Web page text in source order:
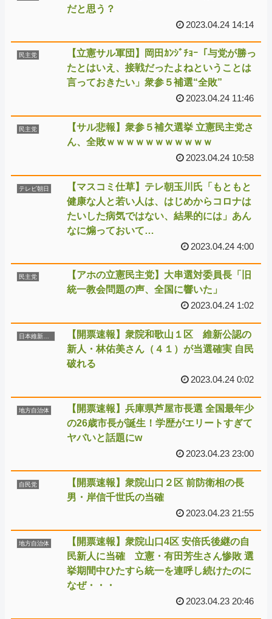
だと思う？
2023.04.24 14:14
民主党
【立憲サル軍団】岡田ｶﾝｼﾞﾁｮｰ「与党が勝っ
たとはいえ、接戦だったよねということは
言っておきたい」衆参５補選“全敗”
2023.04.24 11:46
民主党
【サル悲報】衆参５補欠選挙 立憲民主党さ
ん、全敗ｗｗｗｗｗｗｗｗｗｗｗ
2023.04.24 10:58
テレビ朝日
【マスコミ仕草】テレ朝玉川氏「もともと
健康な人と若い人は、はじめからコロナは
たいした病気ではない、結果的には」あん
なに煽っておいて…
2023.04.24 4:00
民主党
【アホの立憲民主党】大串選対委員長「旧
統一教会問題の声、全国に響いた」
2023.04.24 1:02
【開票速報】衆院和歌山１区 維新公認の
新人・林佑美さん（４１）が当選確実 自民
破れる
2023.04.24 0:02
地方自治体
【開票速報】兵庫県芦屋市長選 全国最年少
の26歳市長が誕生！学歴がエリートすぎて
ヤバいと話題にw
2023.04.23 23:00
自民党
【開票速報】衆院山口２区 前防衛相の長
男・岸信千世氏の当確
2023.04.23 21:55
地方自治体
【開票速報】衆院山口4区 安倍氏後継の自
民新人に当確 立憲・有田芳生さん惨敗 選
挙期間中ひたすら統一を連呼し続けたのに
なぜ・・・
2023.04.23 20:46